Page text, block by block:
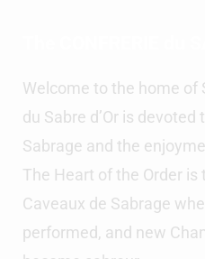
Welcome to the home of
du Sabre d’Or is
Sabrage and the
The Heart of the Order
Caveaux de Sabrage
performed, and new